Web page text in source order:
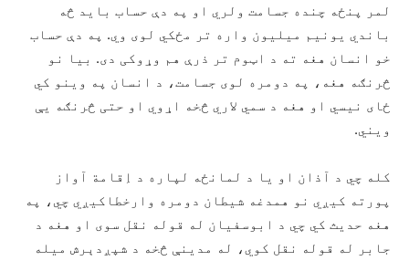
لمر پنځه چنده جسامت ولري او په دې حساب باید څه
باندي یونیم میلیون واره تر مځکي لوی وي. په دې حساب
خو انسان هغه ته د اټوم تر ذرې هم وړوکی دی. بیا نو
څرنګه هغه، په دومره لوی جسامت، د انسان په وینو کي
ځای نیسي او هغه د سمي لاري څخه اړوي او حتی څرنګه یې
ویني.
کله چي د آذان او یا د لمانځه لپاره د اِقامة آواز
پورته کیږي نو همدغه شیطان دومره وارخطاکیږي چي، په
هغه حدیث کي چي د ابوسفیان له قوله نقل سوی او هغه د
جابر له قوله نقل کوي، له مدینې څخه د شپږدېرش میله